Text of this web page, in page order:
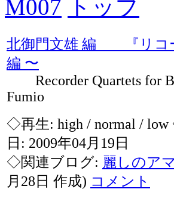
M007 トップ
北御門文雄 編 『リコ
編 〜
Recorder Quartets for
Fumio
◇再生: high / normal / low
日: 2009年04月19日
◇関連ブログ: 麗しのア
月28日 作成) コメント